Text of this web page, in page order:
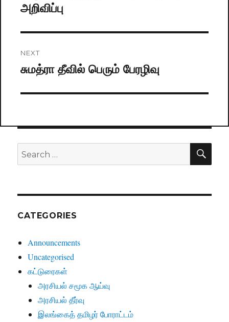
post:
அறிவிப்பு
NEXT
Next
சுமத்ரா தீவில் பெரும் பேரழிவு
Search
for:
CATEGORIES
Announcements
Uncategorised
கட்டுரைகள்
அரசியல் சமூக ஆய்வு
அரசியல் தீர்வு
இலங்கைத் தமிழர் போராட்டம்